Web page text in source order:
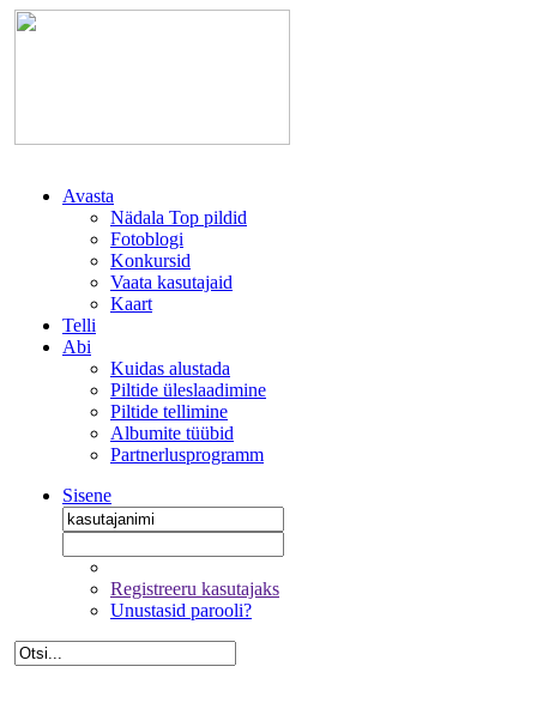
Avasta
Nädala Top pildid
Fotoblogi
Konkursid
Vaata kasutajaid
Kaart
Telli
Abi
Kuidas alustada
Piltide üleslaadimine
Piltide tellimine
Albumite tüübid
Partnerlusprogramm
Sisene
Registreeru kasutajaks
Unustasid parooli?